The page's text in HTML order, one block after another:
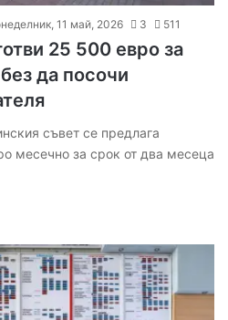
11 май, 2026 3 511
25 500 евро за
да посочи
съвет се предлага
месечно за срок от два месеца